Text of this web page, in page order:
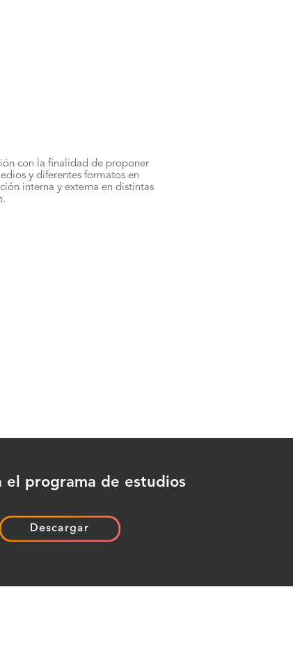
con la finalidad de proponer
y diferentes formatos en
interna y externa en distintas
el programa de estudios
Descargar